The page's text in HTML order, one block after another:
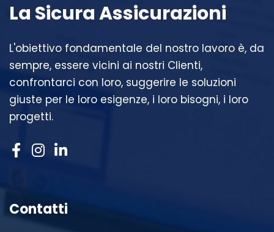
La Sicura Assicurazioni
L'obiettivo fondamentale del nostro lavoro è, da
sempre, essere vicini ai nostri Clienti,
confrontarci con loro, suggerire le soluzioni
giuste per le loro esigenze, i loro bisogni, i loro
progetti.
Contatti